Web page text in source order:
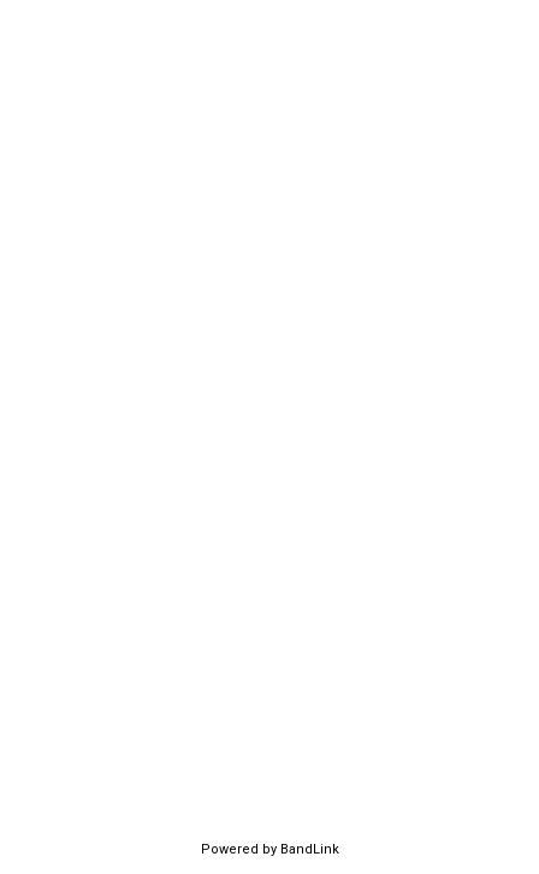
Powered by BandLink